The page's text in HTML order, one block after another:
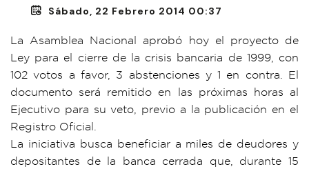
Sábado, 22 Febrero 2014 00:37
La Asamblea Nacional aprobó hoy el proyecto de
Ley para el cierre de la crisis bancaria de 1999, con
102 votos a favor, 3 abstenciones y 1 en contra. El
documento será remitido en las próximas horas al
Ejecutivo para su veto, previo a la publicación en el
Registro Oficial.
La iniciativa busca beneficiar a miles de deudores y
depositantes de la banca cerrada que, durante 15